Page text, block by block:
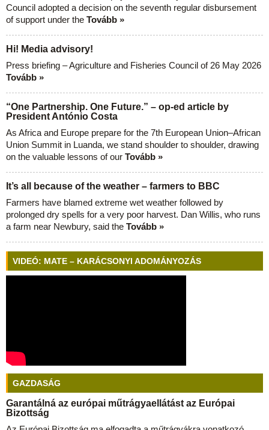
Council adopted a decision on the seventh regular disbursement
of support under the Tovább »
Hi! Media advisory!
Press briefing – Agriculture and Fisheries Council of 26 May 2026
Tovább »
“One Partnership. One Future.” – op-ed article by
President António Costa
As Africa and Europe prepare for the 7th European Union–African
Union Summit in Luanda, we stand shoulder to shoulder, drawing
on the valuable lessons of our Tovább »
It’s all because of the weather – farmers to BBC
Farmers have blamed extreme wet weather followed by
prolonged dry spells for a very poor harvest. Dan Willis, who runs
a farm near Newbury, said the Tovább »
VIDEÓ: MATE – KARÁCSONYI ADOMÁNYOZÁS
GAZDASÁG
Garantálná az európai műtrágyaellátást az Európai
Bizottság